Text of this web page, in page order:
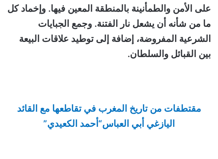
على الأمن والطمأنينة بالمنطقة المعين فيها. وإخماد كل
ما من شأنه أن يشعل نار الفتنة. وجمع الجبايات
الشرعية المفروضة، إضافة إلى توطيد علاقات البيعة
بين القبائل والسلطان.
مقتطفات من تاريخ المغرب في تقاطعها مع القائد
اليازغي أبي العباس“أحمد الكعيدي”